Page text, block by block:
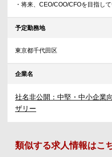
・将来、CEO/COO/CFOを目指し
予定勤務地
東京都千代田区
企業名
社名非公開：中堅・中小企業
ザリー
類似する求人情報はこ